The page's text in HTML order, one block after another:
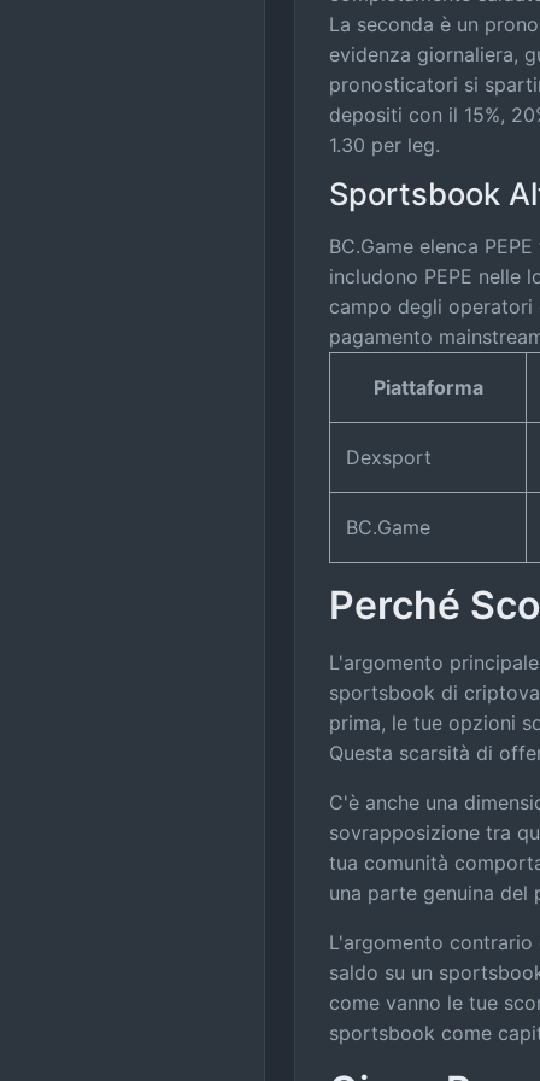
La seconda è un
evidenza giornaliera,
pronosticatori si
depositi con il 15%,
1.30 per leg.
Sportsbook
BC.Game elenca
includono PEPE nelle
campo degli
pagamento
Piattaforma
Dexsport
BC.Game
Perché
L'argomento
sportsbook di
prima, le tue opzioni
Questa scarsità di
C'è anche una
sovrapposizione tra
tua comunità
una parte genuina del
L'argomento contrario
saldo su un
come vanno le tue
sportsbook come